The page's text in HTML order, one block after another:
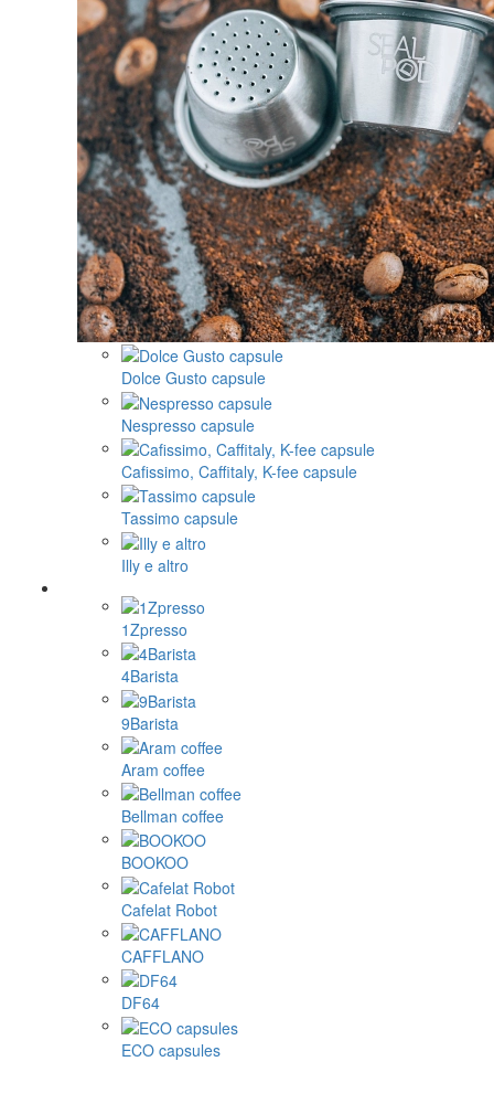
Dolce Gusto capsule
Nespresso capsule
Cafissimo, Caffitaly, K-fee capsule
Tassimo capsule
Illy e altro
1Zpresso
4Barista
9Barista
Aram coffee
Bellman coffee
BOOKOO
Cafelat Robot
CAFFLANO
DF64
ECO capsules